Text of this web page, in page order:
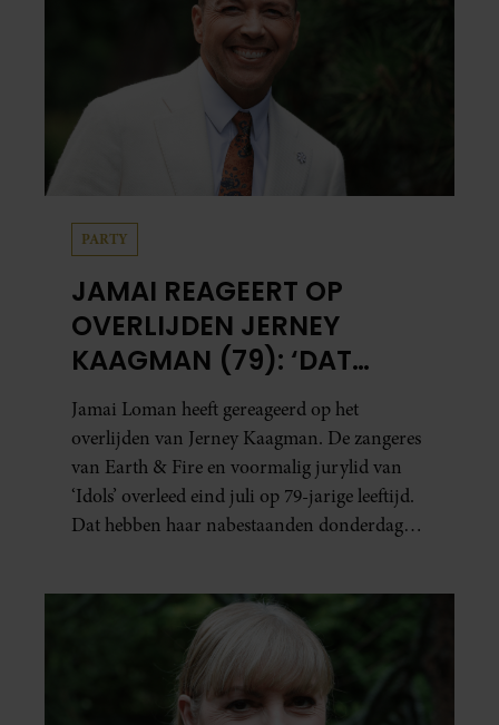
PARTY
JAMAI REAGEERT OP
OVERLIJDEN JERNEY
KAAGMAN (79): ‘DAT
VERTROUWEN ZAL IK
NOOIT VERGETEN’
Jamai Loman heeft gereageerd op het
overlijden van Jerney Kaagman. De zangeres
van Earth & Fire en voormalig jurylid van
‘Idols’ overleed eind juli op 79-jarige leeftijd.
Dat hebben haar nabestaanden donderdag